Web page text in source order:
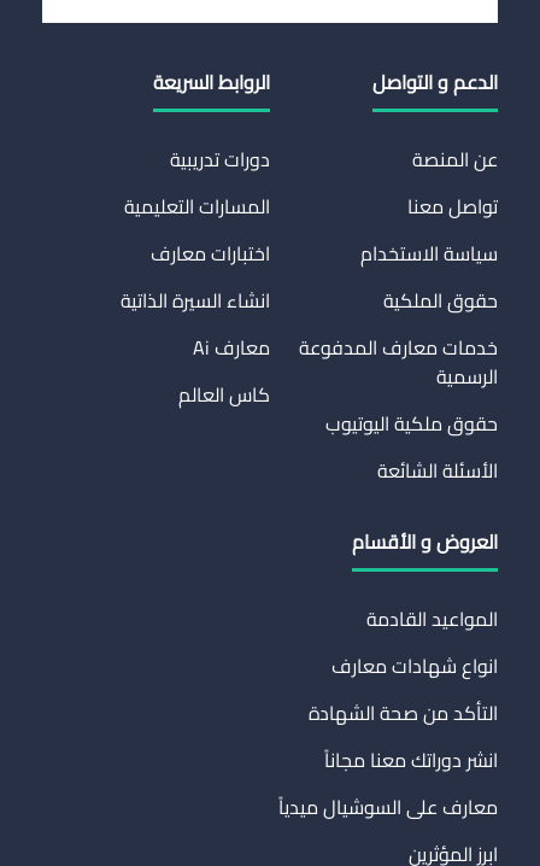
الدعم و التواصل
عن المنصة
تواصل معنا
سياسة الاستخدام
حقوق الملكية
خدمات معارف المدفوعة
الرسمية
حقوق ملكية اليوتيوب
الأسئلة الشائعة
الروابط السريعة
دورات تدريبية
المسارات التعليمية
اختبارات معارف
انشاء السيرة الذاتية
معارف Ai
كاس العالم
العروض و الأقسام
المواعيد القادمة
انواع شهادات معارف
التأكد من صحة الشهادة
انشر دوراتك معنا مجاناً
معارف على السوشيال ميدياً
ابرز المؤثرين